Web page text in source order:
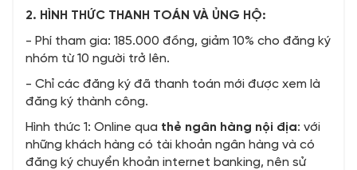
2. HÌNH THỨC THANH TOÁN VÀ ỦNG HỘ:
- Phí tham gia: 185.000 đồng, giảm 10% cho đăng ký
nhóm từ 10 người trở lên.
- Chỉ các đăng ký đã thanh toán mới được xem là
đăng ký thành công.
Hình thức 1: Online qua thẻ ngân hàng nội địa: với
những khách hàng có tài khoản ngân hàng và có
đăng ký chuyển khoản internet banking, nên sử